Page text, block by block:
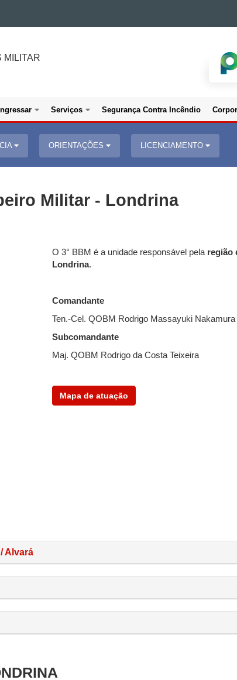
MILITAR
Serviços Segurança Contra Incêndio
ORIENTAÇÕES LICENCIAMENTO
Militar - Londrina
O 3° BBM é a unidade responsável pela região
Londrina.
Comandante
Ten.-Cel. QOBM Rodrigo Massayuki Nakamura
Subcomandante
Maj. QOBM Rodrigo da Costa Teixeira
Mapa de atuação
Alvará